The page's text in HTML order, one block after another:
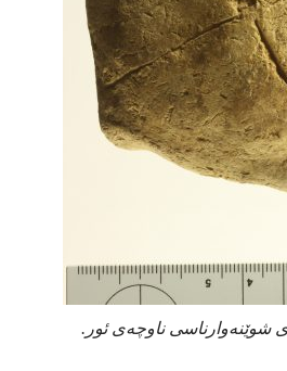
شوێنەوارناسی ناوچەی ئور.